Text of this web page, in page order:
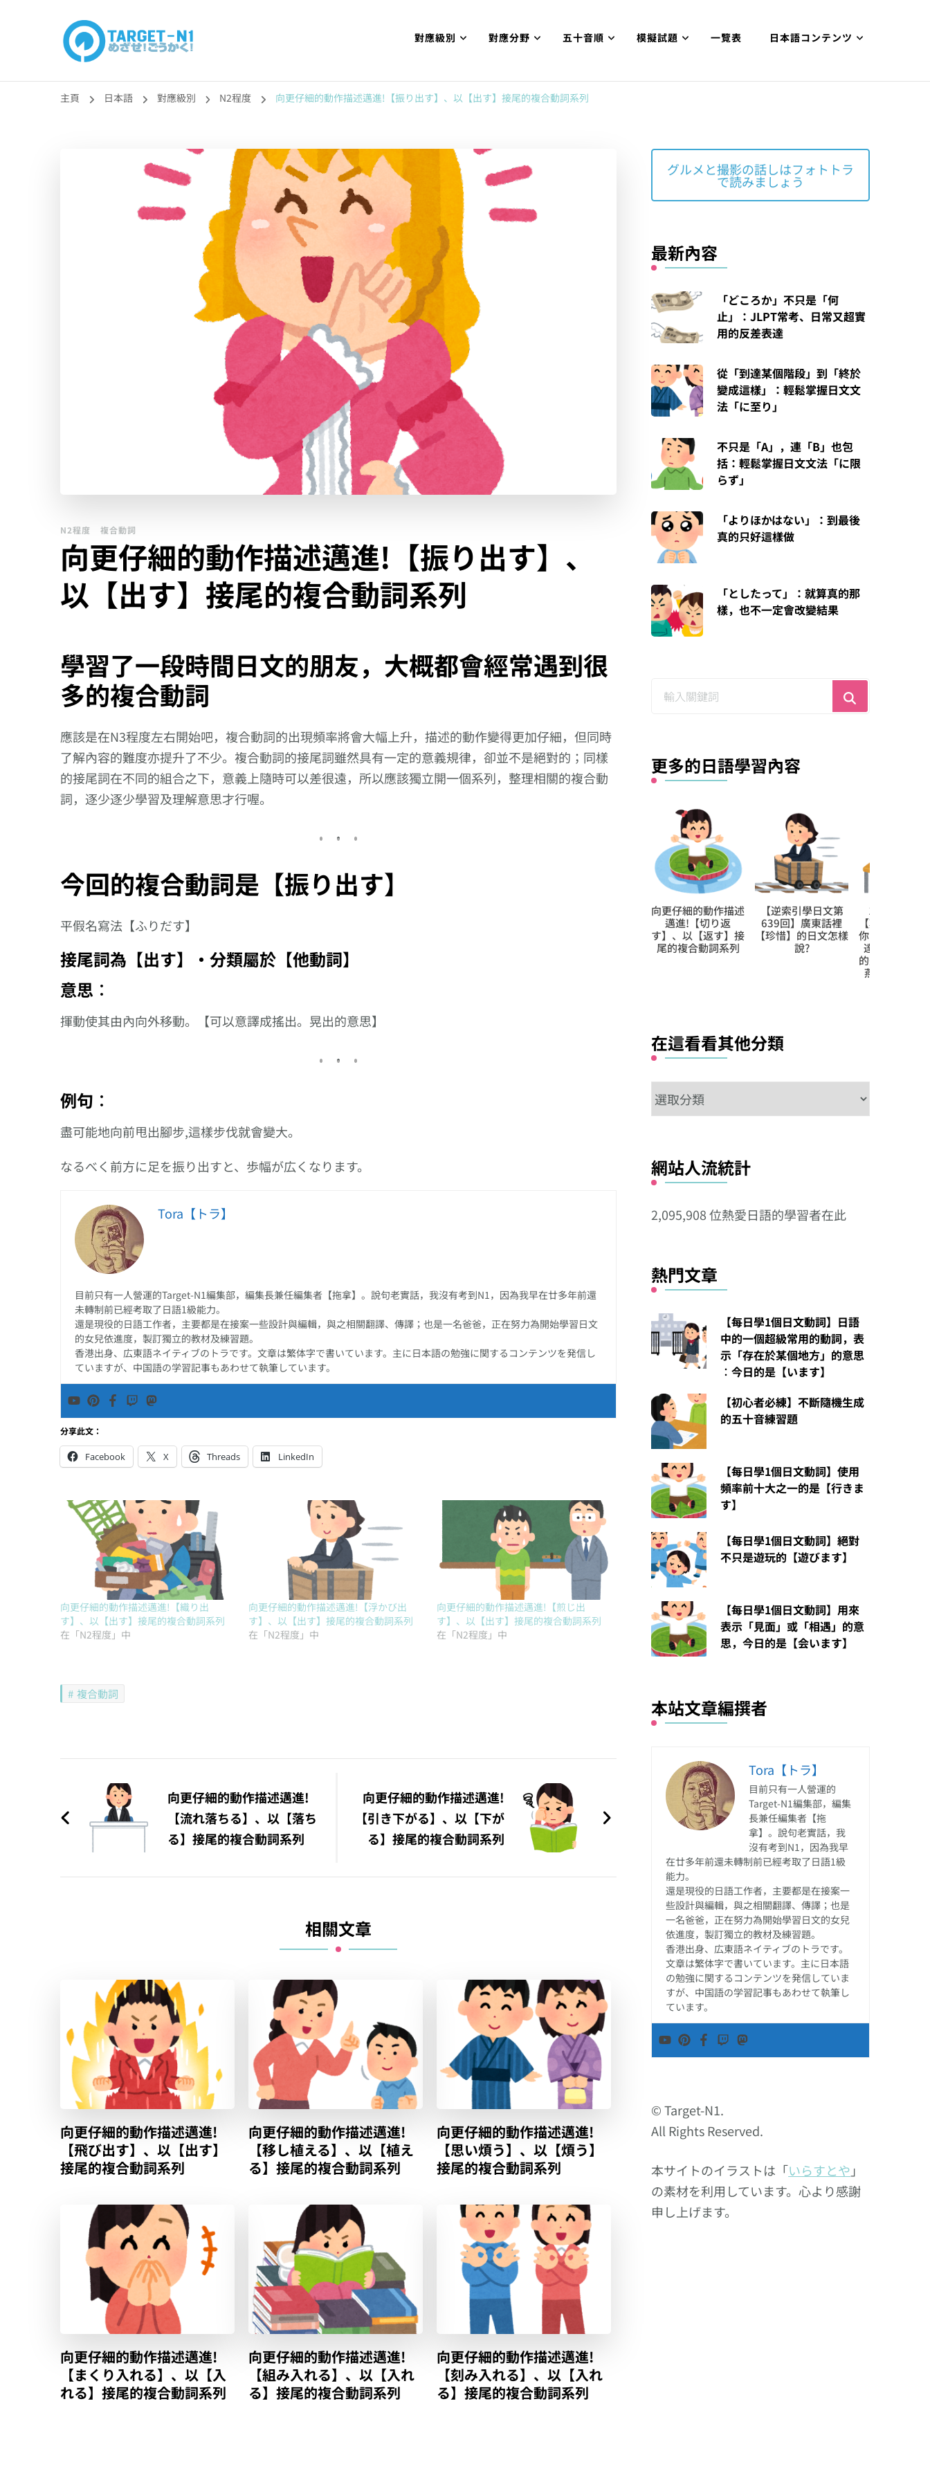
目標!!日本語能力試N1合格
對應級別 對應分野 五十音順 模擬試題 一覽表 日本語コンテンツ
主頁 日本語 對應級別 N2程度 向更仔細的動作描述邁進!【振り出す】、以【出す】接尾的複合動詞系列
N2程度 複合動詞
向更仔細的動作描述邁進!【振り出す】、
以【出す】接尾的複合動詞系列
學習了一段時間日文的朋友，大概都會經常遇到很
多的複合動詞
應該是在N3程度左右開始吧，複合動詞的出現頻率將會大幅上升，描述的動作變得更加仔細，但同時
了解內容的難度亦提升了不少。複合動詞的接尾詞雖然具有一定的意義規律，卻並不是絕對的；同樣
的接尾詞在不同的組合之下，意義上隨時可以差很遠，所以應該獨立開一個系列，整理相關的複合動
詞，逐少逐少學習及理解意思才行喔。
今回的複合動詞是【振り出す】
平假名寫法【ふりだす】
接尾詞為【出す】‧分類屬於【他動詞】
意思︰
揮動使其由內向外移動。【可以意譯成搖出。晃出的意思】
例句︰
盡可能地向前甩出腳步,這樣步伐就會變大。
なるべく前方に足を振り出すと、歩幅が広くなります。
Tora【トラ】
目前只有一人營運的Target-N1編集部，編集長兼任編集者【拖拿】。說句老實話，我沒有考到N1，因為我早在廿多年前還
未轉制前已經考取了日語1級能力。
還是現役的日語工作者，主要都是在接案一些設計與編輯，與之相關翻譯、傳譯；也是一名爸爸，正在努力為開始學習日文
的女兒依進度，製訂獨立的教材及練習題。
香港出身、広東語ネイティブのトラです。文章は繁体字で書いています。主に日本語の勉強に関するコンテンツを発信し
ていますが、中国語の学習記事もあわせて執筆しています。
分享此文：
Facebook X Threads LinkedIn
向更仔細的動作描述邁進!【織り出
す】、以【出す】接尾的複合動詞系列
在「N2程度」中
向更仔細的動作描述邁進!【浮かび出
す】、以【出す】接尾的複合動詞系列
在「N2程度」中
向更仔細的動作描述邁進!【煎じ出
す】、以【出す】接尾的複合動詞系列
在「N2程度」中
複合動詞
章
導
向更仔細的動作描述邁進!
【流れ落ちる】、以【落ち
る】接尾的複合動詞系列
向更仔細的動作描述邁進!
【引き下がる】、以【下が
る】接尾的複合動詞系列
相關文章
向更仔細的動作描述邁進!
【飛び出す】、以【出す】
接尾的複合動詞系列
向更仔細的動作描述邁進!
【移し植える】、以【植え
る】接尾的複合動詞系列
向更仔細的動作描述邁進!
【思い煩う】、以【煩う】
接尾的複合動詞系列
向更仔細的動作描述邁進!
【まくり入れる】、以【入
れる】接尾的複合動詞系列
向更仔細的動作描述邁進!
【組み入れる】、以【入れ
る】接尾的複合動詞系列
向更仔細的動作描述邁進!
【刻み入れる】、以【入れ
る】接尾的複合動詞系列
グルメと撮影の話しはフォトトラ
で読みましょう
最新內容
「どころか」不只是「何
止」：JLPT常考、日常又超實
用的反差表達
從「到達某個階段」到「終於
變成這樣」：輕鬆掌握日文文
法「に至り」
不只是「A」，連「B」也包
括：輕鬆掌握日文文法「に限
らず」
「よりほかはない」：到最後
真的只好這樣做
「としたって」：就算真的那
樣，也不一定會改變結果
更多的日語學習內容
向更仔細的動作描述
邁進!【切り返
す】、以【返す】接
尾的複合動詞系列
【逆索引學日文第
639回】廣東話裡
【珍惜】的日文怎樣
1日學5個日文的
【難讀漢字】，很快
你的語彙量就是高手
達人級別!! 第38日
的是【嫣然‧堰堤‧
燕尾服‧掩蔽‧閻
在這看看其他分類
在
這
其
分
網站人流統計
2,095,908 位熱愛日語的學習者在此
熱門文章
【每日學1個日文動詞】日語
中的一個超級常用的動詞，表
示「存在於某個地方」的意思
︰今日的是【います】
【初心者必練】不斷隨機生成
的五十音練習題
【每日學1個日文動詞】使用
頻率前十大之一的是【行きま
す】
【每日學1個日文動詞】絕對
不只是遊玩的【遊びます】
【每日學1個日文動詞】用來
表示「見面」或「相遇」的意
思，今日的是【会います】
本站文章編撰者
Tora【トラ】
目前只有一人營運的
Target-N1編集部，編集
長兼任編集者【拖
拿】。說句老實話，我
沒有考到N1，因為我早
在廿多年前還未轉制前已經考取了日語1級
能力。
還是現役的日語工作者，主要都是在接案一
些設計與編輯，與之相關翻譯、傳譯；也是
一名爸爸，正在努力為開始學習日文的女兒
依進度，製訂獨立的教材及練習題。
香港出身、広東語ネイティブのトラです。
文章は繁体字で書いています。主に日本語
の勉強に関するコンテンツを発信していま
すが、中国語の学習記事もあわせて執筆し
ています。
© Target-N1.
All Rights Reserved.
本サイトのイラストは「いらすとや 」
の素材を利用しています。心より感謝
申し上げます。